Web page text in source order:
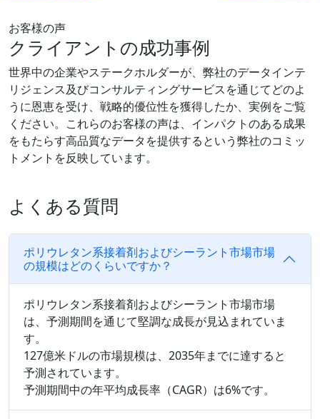
お客様の声
クライアントの成功事例
世界中の企業やステークホルダーが、弊社のデータインテ
リジェンス及びコンサルティングサービスを通じてどのよ
うに恩恵を受け、戦略的優位性を獲得したか、実例をご覧
ください。これらのお客様の声は、インパクトのある成果
をもたらす高品質なデータを提供するという弊社のコミッ
トメントを反映しています。
よくある質問
ポリウレタン系接着剤およびシーラント市場市場
の規模はどのくらいですか？
ポリウレタン系接着剤およびシーラント市場市場
は、予測期間を通じて堅調な成長が見込まれていま
す。
127億米ドルの市場規模は、2035年までに達すると
予測されています。
予測期間中の年平均成長率（CAGR）は6%です。